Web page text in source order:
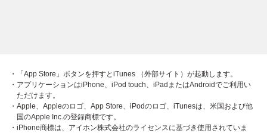
・「App Store」ボタンを押すとiTunes （外部サイト）が起動します。
・アプリケーションはiPhone、iPod touch、iPadまたはAndroidでご利用い
ただけます。
・Apple、Appleのロゴ、App Store、iPodのロゴ、iTunesは、米国および他
国のApple Inc.の登録商標です。
・iPhone商標は、アイホン株式会社のライセンスに基づき使用されていま